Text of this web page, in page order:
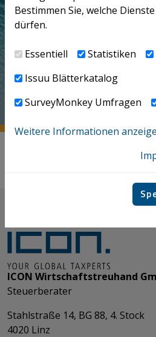
INDIRECT TAX &
ALLE
ICON Wirtschaftstreuhand
Steuerberater
Stahlstraße 14, BG 88, 4. Stock
4020 Linz
Bestimmen Sie, welche
dürfen.
Essentiell Statistiken
Issuu Blätterkatalog
SurveyMonkey Umfragen
Weitere Informationen